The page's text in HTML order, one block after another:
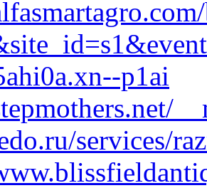
p1ai
services/